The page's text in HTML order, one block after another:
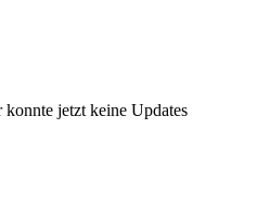
konnte jetzt keine Updates